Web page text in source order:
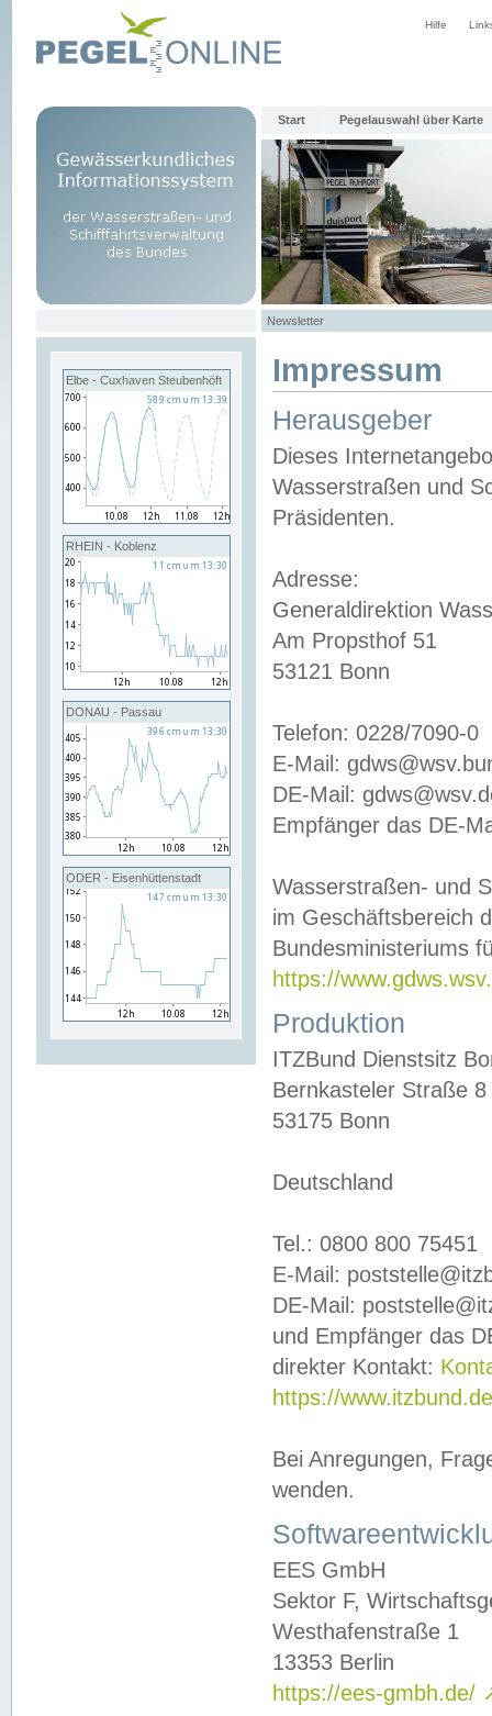
Hilfe
Start Pegelauswahl über Karte
Newsletter
Elbe - Cuxhaven Steubenhöft
RHEIN - Koblenz
DONAU - Passau
ODER - Eisenhüttenstadt
Impressum
Herausgeber
Dieses
Wasserstraßen und
Präsidenten.
Adresse:
Generaldirektion
Am Propsthof 51
53121 Bonn
Telefon: 0228/7090-0
E-Mail:
DE-Mail:
Empfänger das DE-
Wasserstraßen- und
im Geschäftsbereich
Bundesministeriums
https://
Produktion
ITZBund Dienstsitz
Bernkasteler Straße 8
53175 Bonn
Deutschland
Tel.: 0800 800 75451
E-Mail:
DE-Mail:
und Empfänger das
direkter Kontakt:
https://
Bei Anregungen,
wenden.
EES GmbH
Sektor F,
Westhafenstraße 1
13353 Berlin
https://ees-gmbh.de/